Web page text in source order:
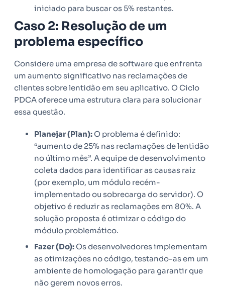
iniciado para buscar os 5% restantes.
Caso 2: Resolução de um
problema específico
Considere uma empresa de software que enfrenta
um aumento significativo nas reclamações de
clientes sobre lentidão em seu aplicativo. O Ciclo
PDCA oferece uma estrutura clara para solucionar
essa questão.
Planejar (Plan):O problema é definido:
“aumento de 25% nas reclamações de lentidão
no último mês”. A equipe de desenvolvimento
coleta dados para identificar as causas raiz
(por exemplo, um módulo recém-
implementado ou sobrecarga do servidor). O
objetivo é reduzir as reclamações em 80%. A
solução proposta é otimizar o código do
módulo problemático.
Fazer (Do):Os desenvolvedores implementam
as otimizações no código, testando-as em um
ambiente de homologação para garantir que
não gerem novos erros.